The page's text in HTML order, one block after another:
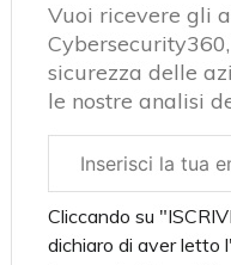
Vuoi ricevere gli
sicurezza delle
le nostre analisi
aziendale
Cliccando su
dichiaro di aver letto l'